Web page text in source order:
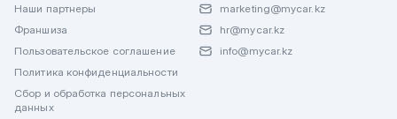
Наши партнеры
Франшиза
Пользовательское соглашение
Политика конфиденциальности
Сбор и обработка персональных
данных
marketing@mycar.kz
hr@mycar.kz
info@mycar.kz